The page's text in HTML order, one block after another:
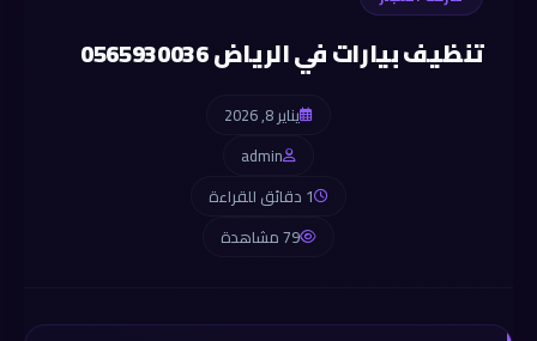
تنظيف بيارات في الرياض 0565930036
يناير 8, 2026
admin
1 دقائق للقراءة
79 مشاهدة